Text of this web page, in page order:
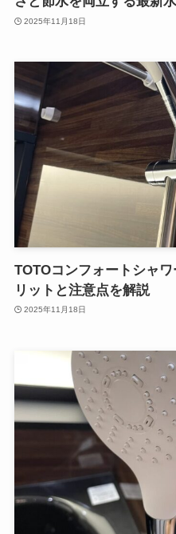
2025年11月18日
TOTOコンフォートシャ
リットと注意点を解説
2025年11月18日